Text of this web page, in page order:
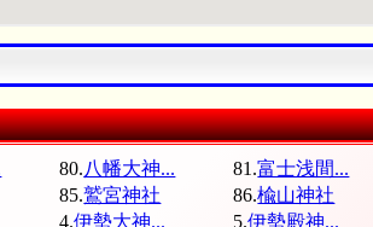
80.八幡大神... 81.富士浅間...
85.鷲宮神社 86.楡山神社
4.伊勢大神... 5.伊勢殿神...